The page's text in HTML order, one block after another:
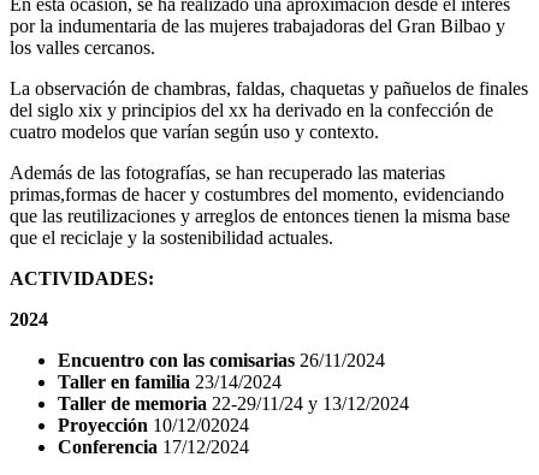
por la indumentaria de las mujeres trabajadoras del Gran Bilbao y
los valles cercanos.
La observación de chambras, faldas, chaquetas y pañuelos de finales
del siglo xix y principios del xx ha derivado en la confección de
cuatro modelos que varían según uso y contexto.
Además de las fotografías, se han recuperado las materias
primas,formas de hacer y costumbres del momento, evidenciando
que las reutilizaciones y arreglos de entonces tienen la misma base
que el reciclaje y la sostenibilidad actuales.
ACTIVIDADES:
2024
Encuentro con las comisarias 26/11/2024
Taller en familia 23/14/2024
Taller de memoria 22-29/11/24 y 13/12/2024
Proyección 10/12/02024
Conferencia 17/12/2024